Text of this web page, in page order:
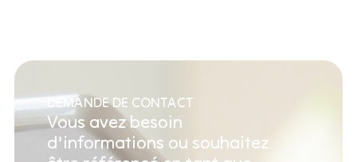
DEMANDE DE CONTACT
Vous avez besoin
d’informations ou souhaitez